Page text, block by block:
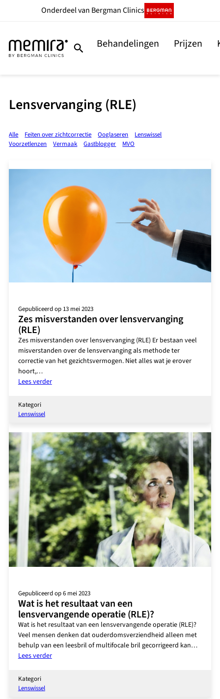
Onderdeelvan Bergman Clinics
Behandelingen Prijzen
Lensvervanging (RLE)
Alle Feiten over zichtcorrectie Ooglaseren
Lenswissel
Voorzetlenzen
Vermaak Gastblogger MVO
Gepubliceerd op 13 mei 2023
Zes misverstanden over lensvervanging
(RLE)
Zes misverstanden over lensvervanging (RLE) Er bestaan veel
misverstanden over de lensvervanging als methode ter
correctie van het gezichtsvermogen. Niet alles wat je erover
hoort,…
Lees verder:
(RLE)
Kategori
Lenswissel
Gepubliceerd op 6 mei 2023
Wat is het resultaat van een
lensvervangende operatie (RLE)?
Wat is het resultaat van een lensvervangende operatie (RLE)?
Veel mensen denken dat ouderdomsverziendheid alleen met
behulp van een leesbril of multifocale bril gecorrigeerd kan…
Lees verder:
Kategori
Lenswissel